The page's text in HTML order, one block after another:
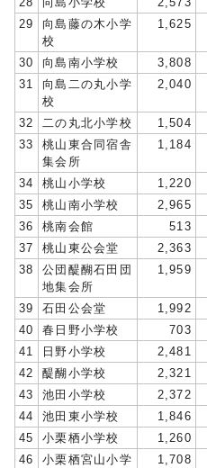
29
向島藤の木小学
校
1,625
30 向島南小学校 3,808
31
向島二の丸小学
校
2,040
32 二の丸北小学校 1,504
33
桃山東合同宿舎
集会所
1,184
34 桃山小学校 1,220
35
桃山南小学校 2,965
36
桃南会館 513
37
桃山東公会堂 2,363
38
公団醍醐石田団
地集会所
1,959
39 石田公会堂 1,992
40
春日野小学校 703
41
日野小学校 2,481
42
醍醐小学校 2,321
43
池田小学校 2,372
44
池田東小学校 1,846
45
小栗栖小学校 1,260
46
小栗栖宮山小学
1,708